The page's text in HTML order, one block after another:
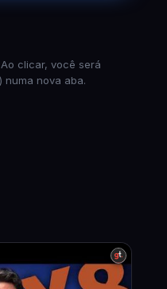
clicar, você será
) numa nova aba.